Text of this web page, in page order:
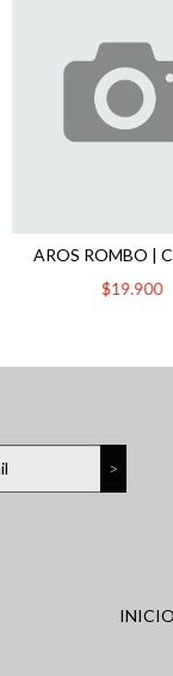
AROS ROMBO |
$19.900
INICIO